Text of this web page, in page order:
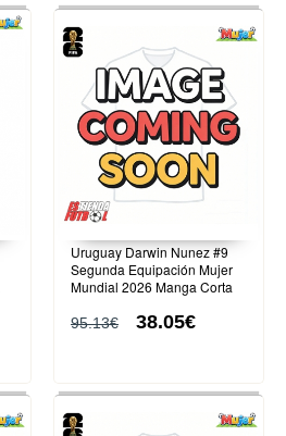
Uruguay Darwin Nunez #9
Segunda Equipación Mujer
Mundial 2026 Manga Corta
95.13€ 38.05€